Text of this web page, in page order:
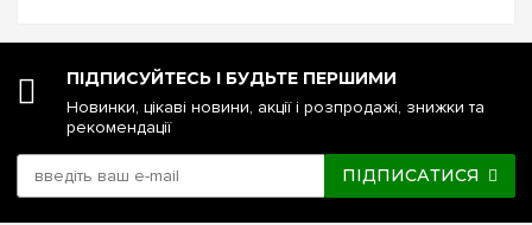
ПІДПИСУЙТЕСЬ І БУДЬТЕ ПЕРШИМИ
Новинки, цікаві новини, акції і розпродажі, знижки та
рекомендації
ПІДПИСАТИСЯ